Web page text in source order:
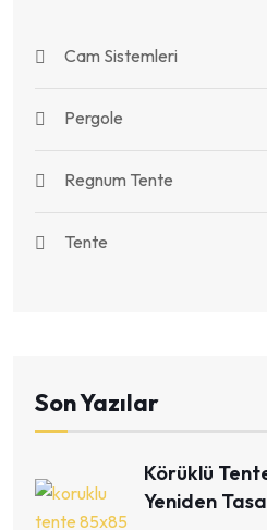
Cam Sistemleri
Pergole
Regnum Tente
Tente
Son Yazılar
Körüklü
Yeniden